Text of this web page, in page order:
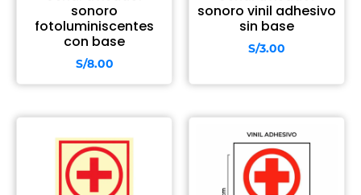
sonoro
fotoluminiscentes
con base
S/8.00
sonoro vinil adhesivo
sin base
S/3.00